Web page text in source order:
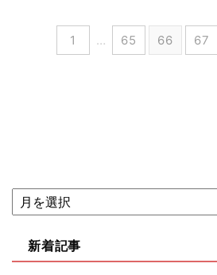
1 … 65 66 67
新着記事